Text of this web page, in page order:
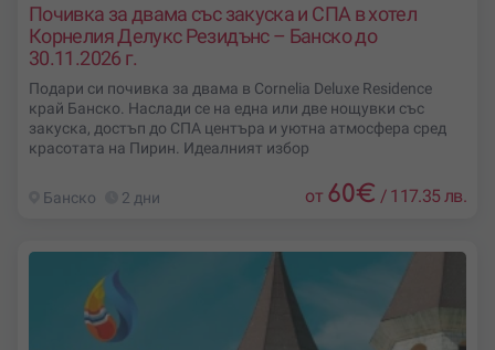
Почивка за двама със закуска и СПА в хотел
Корнелия Делукс Резидънс – Банско до
30.11.2026 г.
Подари си почивка за двама в Cornelia Deluxe Residence
край Банско. Наслади се на една или две нощувки със
закуска, достъп до СПА центъра и уютна атмосфера сред
красотата на Пирин. Идеалният избор
Банско 2 дни от 60€ / 117.35 лв.